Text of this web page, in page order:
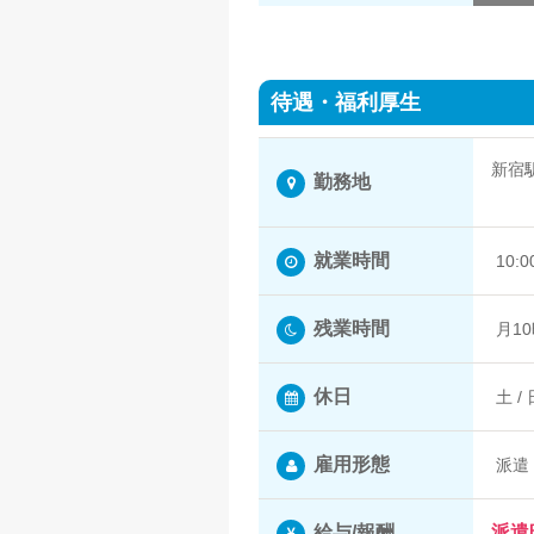
待遇・福利厚生
勤務地
新宿
就業時間
残業時間 月
休日 土 /
雇用形態 派遣